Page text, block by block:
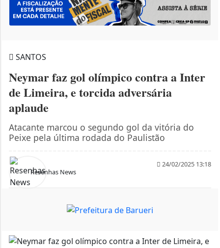
SANTOS
Neymar faz gol olímpico contra a Inter
de Limeira, e torcida adversária
aplaude
Atacante marcou o segundo gol da vitória do
Peixe pela última rodada do Paulistão
Resenhas News
24/02/2025 13:18